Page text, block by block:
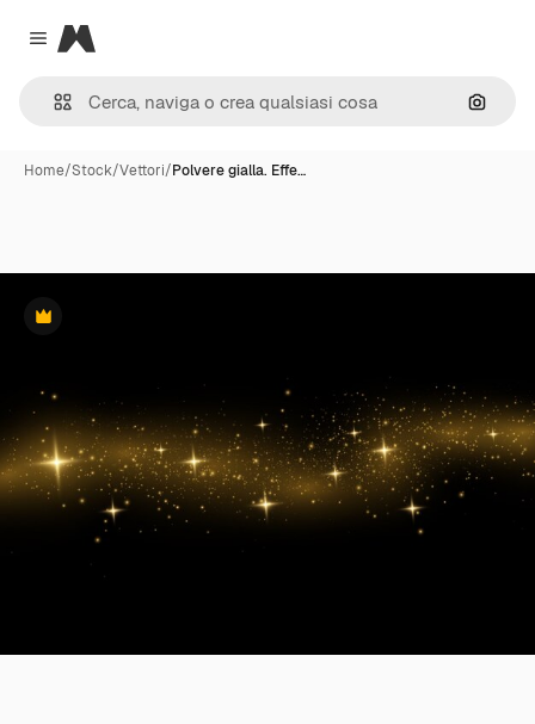
Close menu
Magnific
Cerca
Home/Stock/Vettori/Polvere gialla. Effe…
Premium